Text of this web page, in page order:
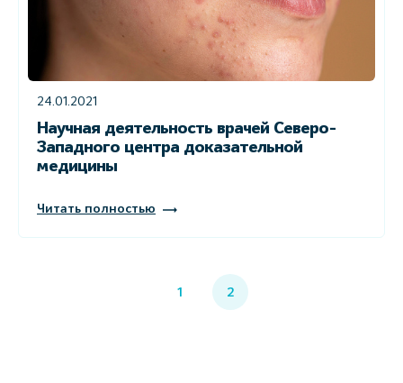
24.01.2021
Научная деятельность врачей Северо-
Западного центра доказательной
медицины
Читать полностью
1 2